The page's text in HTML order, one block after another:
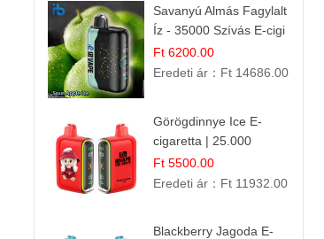
Savanyú Almás Fagylalt
Íz - 35000 Szívás E-cigi
Ft 6200.00
Eredeti ár： Ft 14686.00
Görögdinnye Ice E-
cigaretta | 25.000
Befújás | Premium E-
Liquid
Ft 5500.00
Eredeti ár： Ft 11932.00
Blackberry Jagoda E-